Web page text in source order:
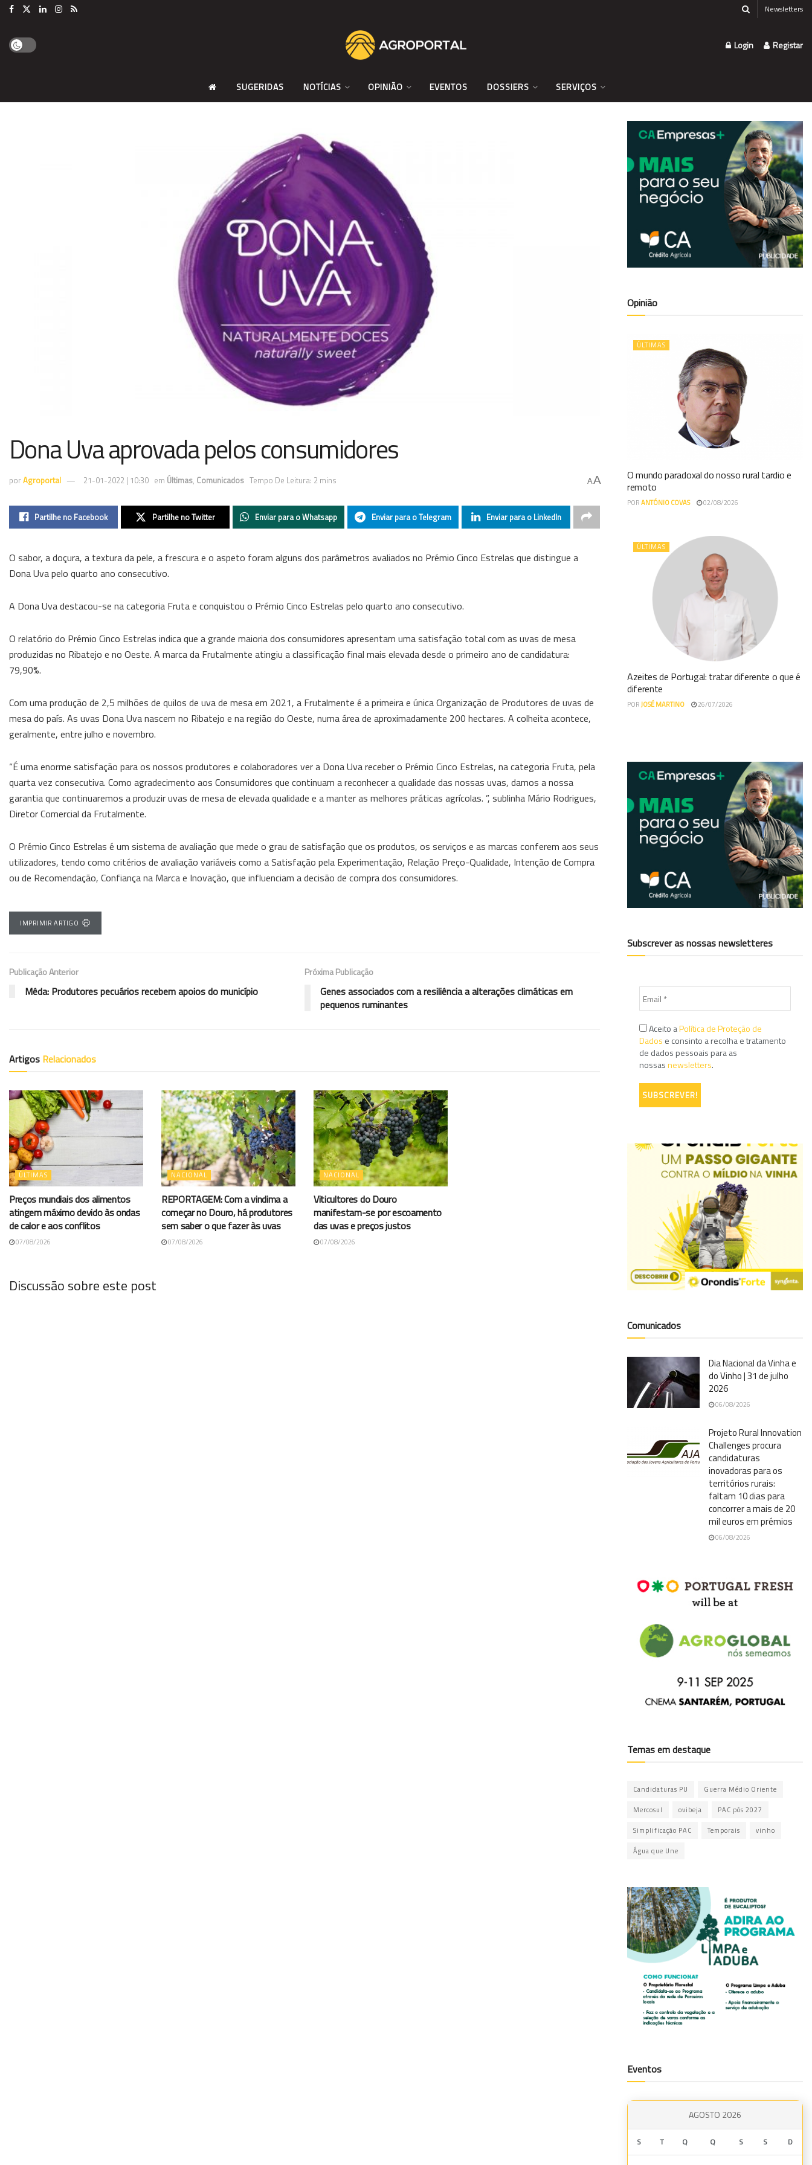
Newsletters
Login Registar
SUGERIDAS NOTÍCIAS OPINIÃO EVENTOS DOSSIERS SERVIÇOS
Dona Uva aprovada pelos consumidores
porAgroportal 21-01-2022 | 10:30 em Últimas, Comunicados Tempo De Leitura: 2 mins AA
Partilhe no Facebook Partilhe no Twitter Enviar para o Whatsapp Enviar para o Telegram Enviar para o LinkedIn
O sabor, a doçura, a textura da pele, a frescura e o aspeto foram alguns dos parâmetros avaliados no Prémio Cinco Estrelas que distingue a
Dona Uva pelo quarto ano consecutivo.
A Dona Uva destacou-se na categoria Fruta e conquistou o Prémio Cinco Estrelas pelo quarto ano consecutivo.
O relatório do Prémio Cinco Estrelas indica que a grande maioria dos consumidores apresentam uma satisfação total com as uvas de mesa
produzidas no Ribatejo e no Oeste. A marca da Frutalmente atingiu a classificação final mais elevada desde o primeiro ano de candidatura:
79,90%.
Com uma produção de 2,5 milhões de quilos de uva de mesa em 2021, a Frutalmente é a primeira e única Organização de Produtores de uvas de
mesa do país. As uvas Dona Uva nascem no Ribatejo e na região do Oeste, numa área de aproximadamente 200 hectares. A colheita acontece,
geralmente, entre julho e novembro.
“É uma enorme satisfação para os nossos produtores e colaboradores ver a Dona Uva receber o Prémio Cinco Estrelas, na categoria Fruta, pela
quarta vez consecutiva. Como agradecimento aos Consumidores que continuam a reconhecer a qualidade das nossas uvas, damos a nossa
garantia que continuaremos a produzir uvas de mesa de elevada qualidade e a manter as melhores práticas agrícolas. ”, sublinha Mário Rodrigues,
Diretor Comercial da Frutalmente.
O Prémio Cinco Estrelas é um sistema de avaliação que mede o grau de satisfação que os produtos, os serviços e as marcas conferem aos seus
utilizadores, tendo como critérios de avaliação variáveis como a Satisfação pela Experimentação, Relação Preço-Qualidade, Intenção de Compra
ou de Recomendação, Confiança na Marca e Inovação, que influenciam a decisão de compra dos consumidores.
IMPRIMIR ARTIGO
Publicação Anterior
Mêda: Produtores pecuários recebem apoios do município
Próxima Publicação
Genes associados com a resiliência a alterações climáticas em
pequenos ruminantes
Artigos Relacionados
ÚLTIMAS
Preços mundiais dos alimentos
atingem máximo devido às ondas
de calor e aos conflitos
07/08/2026
NACIONAL
REPORTAGEM: Com a vindima a
começar no Douro, há produtores
sem saber o que fazer às uvas
07/08/2026
NACIONAL
Viticultores do Douro
manifestam-se por escoamento
das uvas e preços justos
07/08/2026
Discussão sobre este post
Opinião
ÚLTIMAS
O mundo paradoxal do nosso rural tardio e
remoto
PORANTÓNIO COVAS 02/08/2026
ÚLTIMAS
Azeites de Portugal: tratar diferente o que é
diferente
PORJOSÉ MARTINO 26/07/2026
Subscrever as nossas newsletteres
Aceito aPolítica de Proteção de
Dados e consinto a recolha e tratamento
de dados pessoais para as
nossasnewsletters.
Comunicados
Dia Nacional da Vinha e
do Vinho | 31 de julho
2026
06/08/2026
Projeto Rural Innovation
Challenges procura
candidaturas
inovadoras para os
territórios rurais:
faltam 10 dias para
concorrer a mais de 20
mil euros em prémios
06/08/2026
Temas em destaque
Candidaturas PU Guerra Médio Oriente
Mercosul ovibeja PAC pós 2027
Simplificação PAC Temporais vinho
Água que Une
Eventos
AGOSTO 2026
S T Q Q S S D